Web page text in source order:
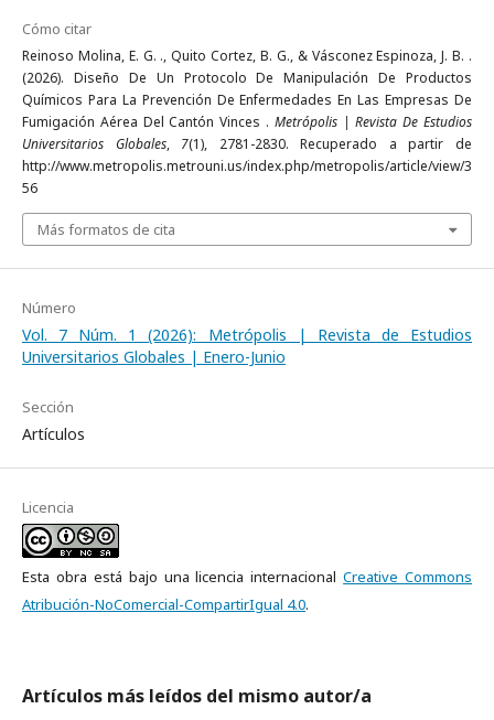
Cómo citar
Reinoso Molina, E. G. ., Quito Cortez, B. G., & Vásconez Espinoza, J. B. .
(2026). Diseño De Un Protocolo De Manipulación De Productos
Químicos Para La Prevención De Enfermedades En Las Empresas De
Fumigación Aérea Del Cantón Vinces . Metrópolis | Revista De Estudios
Universitarios Globales, 7(1), 2781-2830. Recuperado a partir de
http://www.metropolis.metrouni.us/index.php/metropolis/article/view/3
56
Más formatos de cita
Número
Vol. 7 Núm. 1 (2026): Metrópolis | Revista de Estudios
Universitarios Globales | Enero-Junio
Sección
Artículos
Licencia
Esta obra está bajo una licencia internacionalCreative Commons
Atribución-NoComercial-CompartirIgual 4.0.
Artículos más leídos del mismo autor/a